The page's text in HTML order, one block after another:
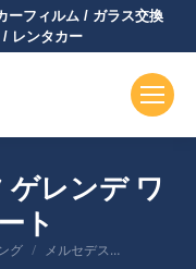
ーフィルム / ガラス交換
レンタカー
レンデ ワ
ト
グ メルセデス…